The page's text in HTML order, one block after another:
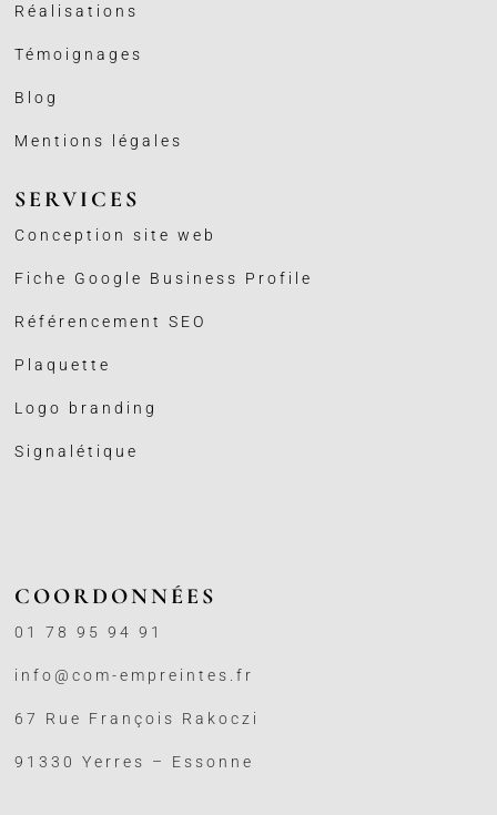
Réalisations
Témoignages
Blog
Mentions légales
SERVICES
Conception site web
Fiche Google Business Profile
Référencement SEO
Plaquette
Logo branding
Signalétique
COORDONNÉES
01 78 95 94 91
info@com-empreintes.fr
67 Rue François Rakoczi
91330 Yerres – Essonne